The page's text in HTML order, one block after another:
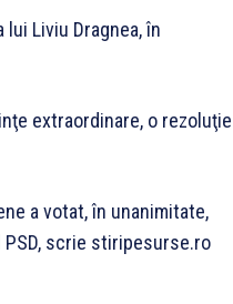
Liviu Dragnea, în
extraordinare, o rezoluţie
a votat, în unanimitate,
scrie stiripesurse.ro